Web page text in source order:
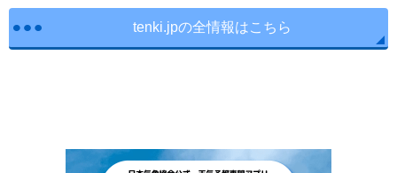
tenki.jpの全情報はこちら